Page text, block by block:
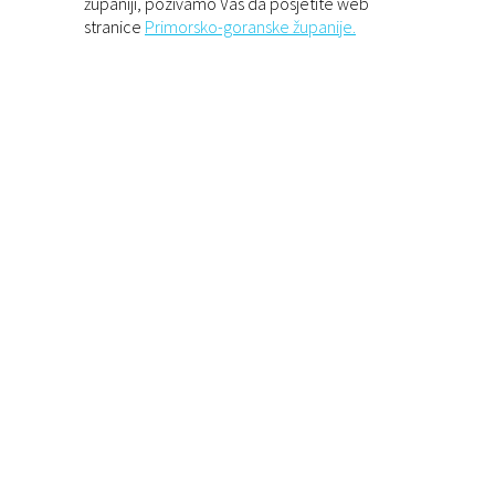
stranice Primorsko-goranske županije.